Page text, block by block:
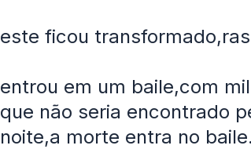
este ficou
entrou em um baile,com
que não seria encontrado
noite,a morte entra no